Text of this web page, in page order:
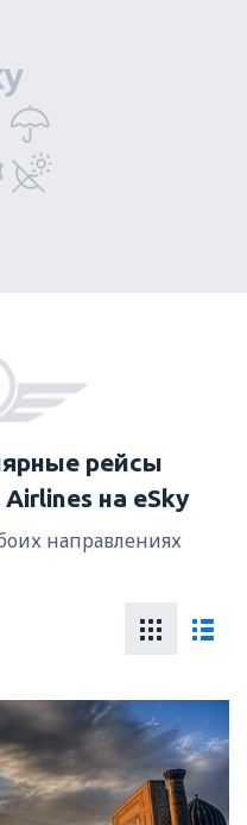
рейсы
на eSky
направлениях